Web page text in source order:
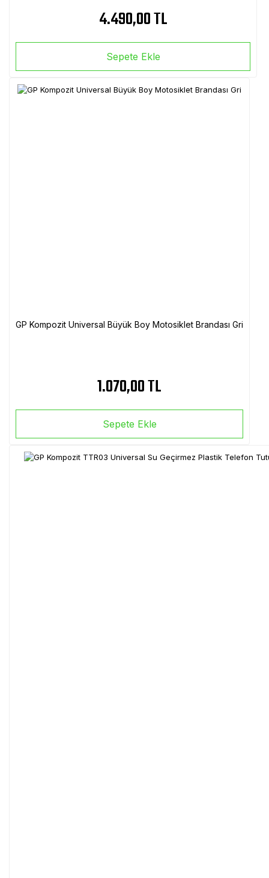
4.490,00 TL
Sepete Ekle
GP Kompozit Universal Büyük Boy Motosiklet Brandası Gri
1.070,00 TL
Sepete Ekle